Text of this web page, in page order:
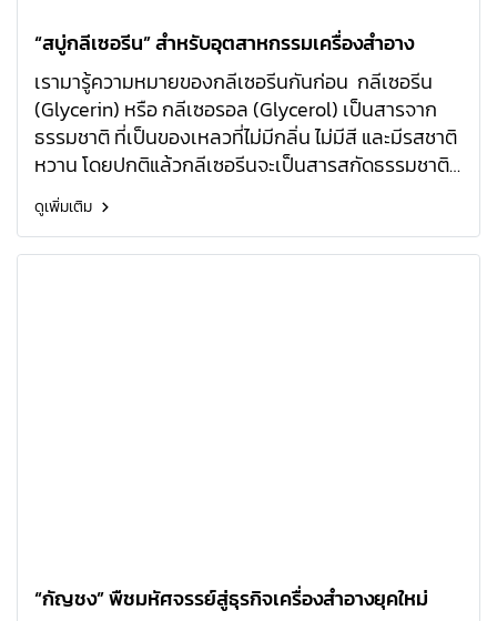
“สบู่กลีเซอรีน” สำหรับอุตสาหกรรมเครื่องสำอาง
เรามารู้ความหมายของกลีเซอรีนกันก่อน กลีเซอรีน
(Glycerin) หรือ กลีเซอรอล (Glycerol) เป็นสารจาก
ธรรมชาติ ที่เป็นของเหลวที่ไม่มีกลิ่น ไม่มีสี และมีรสชาติ
หวาน โดยปกติแล้วกลีเซอรีนจะเป็นสารสกัดธรรมชาติที่
ได้จากพืช
ดูเพิ่มเติม
“กัญชง” พืชมหัศจรรย์สู่ธุรกิจเครื่องสำอางยุคใหม่